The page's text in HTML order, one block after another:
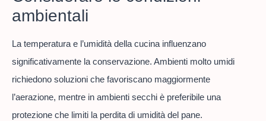
ambientali
La temperatura e l’umidità della cucina influenzano
significativamente la conservazione. Ambienti molto umidi
richiedono soluzioni che favoriscano maggiormente
l’aerazione, mentre in ambienti secchi è preferibile una
protezione che limiti la perdita di umidità del pane.